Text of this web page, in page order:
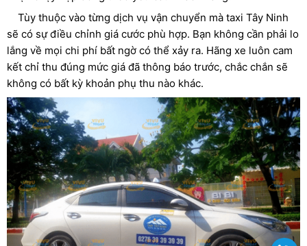
Tùy thuộc vào từng dịch vụ vận chuyển mà taxi Tây Ninh
sẽ có sự điều chỉnh giá cước phù hợp. Bạn không cần phải lo
lắng về mọi chi phí bất ngờ có thể xảy ra. Hãng xe luôn cam
kết chỉ thu đúng mức giá đã thông báo trước, chắc chắn sẽ
không có bất kỳ khoản phụ thu nào khác.